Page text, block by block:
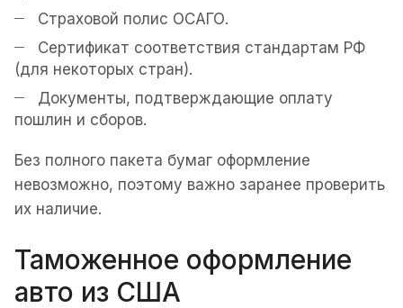
Страховой полис ОСАГО.
Сертификат соответствия стандартам РФ
(для некоторых стран).
Документы, подтверждающие оплату
пошлин и сборов.
Без полного пакета бумаг оформление
невозможно, поэтому важно заранее проверить
их наличие.
Таможенное оформление
авто из США